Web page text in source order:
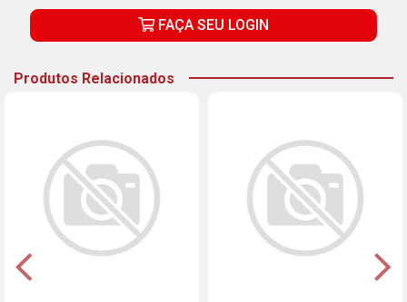
FAÇA SEU LOGIN
Produtos Relacionados